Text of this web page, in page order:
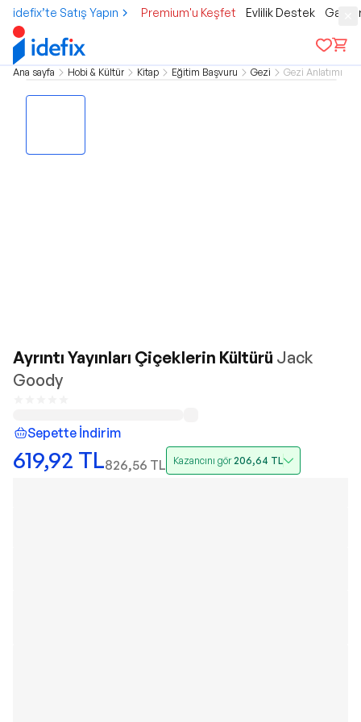
idefix’te Satış Yapın Premium'u Keşfet Evlilik Destek
Ana sayfa Hobi & Kültür Kitap Eğitim Başvuru Gezi Gezi Anlatımı
Ayrıntı Yayınları Çiçeklerin Kültürü Jack
Goody
Sepette İndirim
619,92 TL826,56 TL Kazancını gör206,64 TL